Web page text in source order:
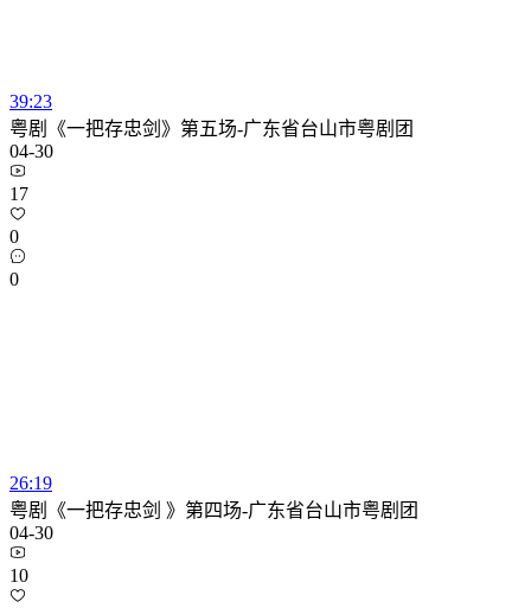
39:23
粤剧《一把存忠剑》第五场-广东省台山市粤剧团
04-30
17
0
0
26:19
粤剧《一把存忠剑 》第四场-广东省台山市粤剧团
04-30
10